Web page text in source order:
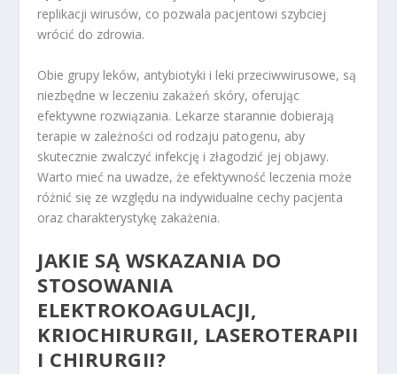
replikacji wirusów, co pozwala pacjentowi szybciej
wrócić do zdrowia.
Obie grupy leków, antybiotyki i leki przeciwwirusowe, są
niezbędne w leczeniu zakażeń skóry, oferując
efektywne rozwiązania. Lekarze starannie dobierają
terapie w zależności od rodzaju patogenu, aby
skutecznie zwalczyć infekcję i złagodzić jej objawy.
Warto mieć na uwadze, że efektywność leczenia może
różnić się ze względu na indywidualne cechy pacjenta
oraz charakterystykę zakażenia.
JAKIE SĄ WSKAZANIA DO
STOSOWANIA
ELEKTROKOAGULACJI,
KRIOCHIRURGII, LASEROTERAPII
I CHIRURGII?